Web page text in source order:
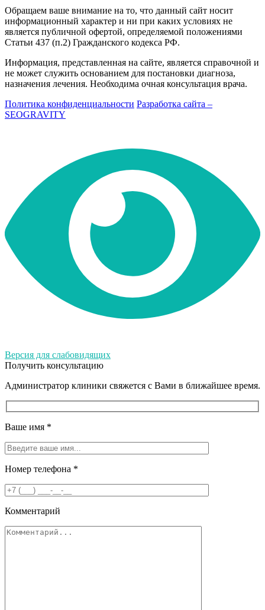
Обращаем ваше внимание на то, что данный сайт носит
информационный характер и ни при каких условиях не
является публичной офертой, определяемой положениями
Статьи 437 (п.2) Гражданского кодекса РФ.
Информация, представленная на сайте, является справочной и
не может служить основанием для постановки диагноза,
назначения лечения. Необходима очная консультация врача.
Политика конфиденциальности Разработка сайта –
SEOGRAVITY
Версия для слабовидящих
Получить консультацию
Администратор клиники свяжется с Вами в ближайшее время.
Ваше имя *
Номер телефона *
Комментарий